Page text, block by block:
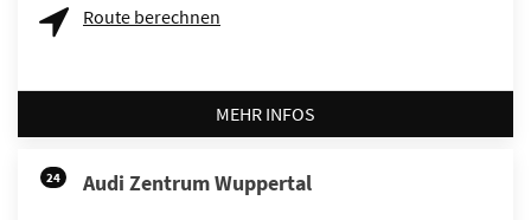
Route berechnen
MEHR INFOS
24 Audi Zentrum Wuppertal